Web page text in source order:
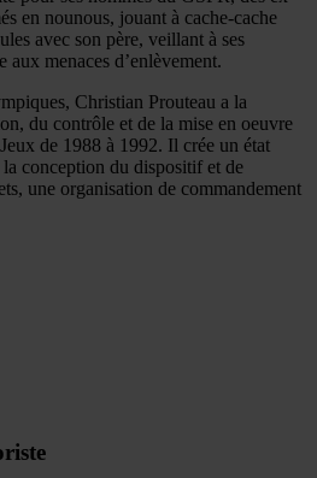
en nounous, jouant à cache-cache
avec son père, veillant à ses
aux menaces d’enlèvement.
Christian Prouteau a la
du contrôle et de la mise en oeuvre
de 1988 à 1992. Il crée un état
conception du dispositif et de
une organisation de commandement